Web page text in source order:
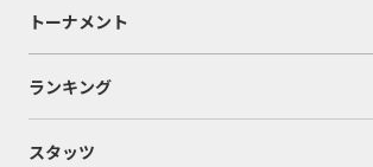
トーナメント
ランキング
スタッツ